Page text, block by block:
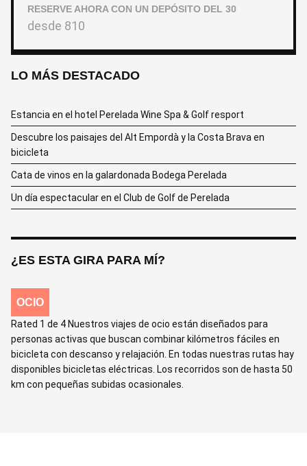
RESERVE AHORA CON UN DEPÓSITO DEL 30
desde 810
LO MÁS DESTACADO
Estancia en el hotel Perelada Wine Spa & Golf resport
Descubre los paisajes del Alt Empordà y la Costa Brava en
bicicleta
Cata de vinos en la galardonada Bodega Perelada
Un día espectacular en el Club de Golf de Perelada
¿ES ESTA GIRA PARA MÍ?
OCIO
Rated 1 de 4 Nuestros viajes de ocio están diseñados para
personas activas que buscan combinar kilómetros fáciles en
bicicleta con descanso y relajación. En todas nuestras rutas hay
disponibles bicicletas eléctricas. Los recorridos son de hasta 50
km con pequeñas subidas ocasionales.